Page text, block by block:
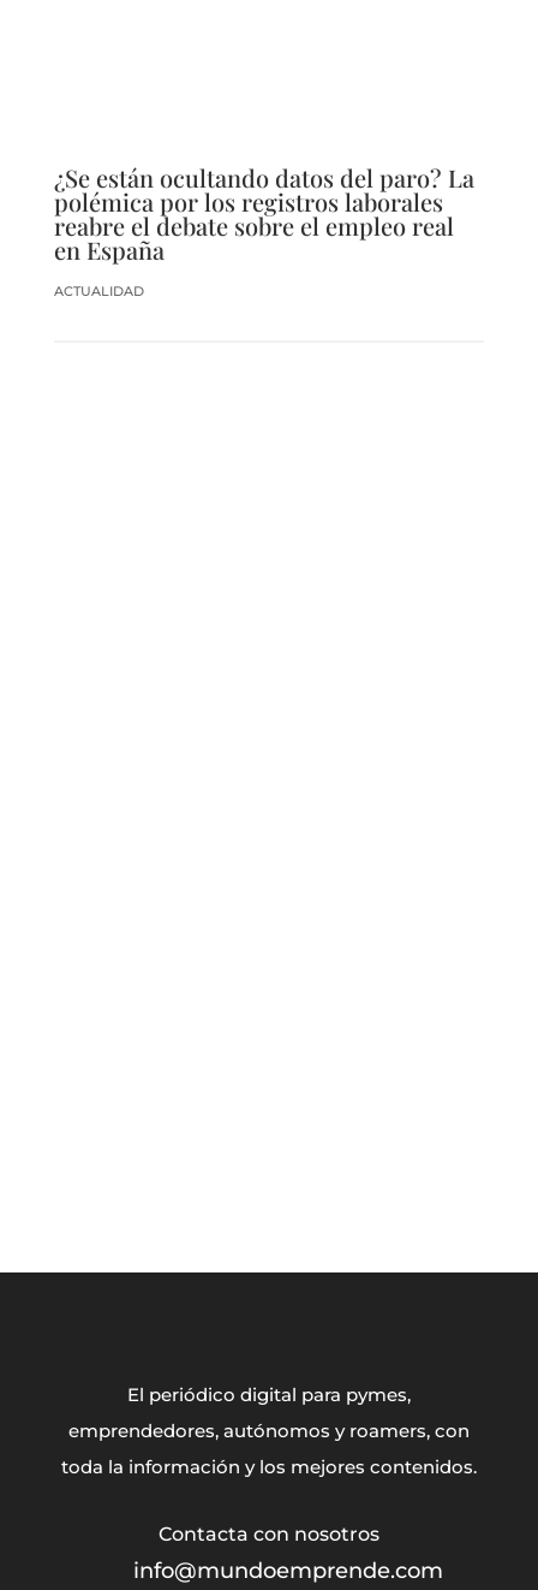
¿Se están ocultando datos del paro? La
polémica por los registros laborales
reabre el debate sobre el empleo real
en España
ACTUALIDAD
El periódico digital para pymes,
emprendedores, autónomos y roamers, con
toda la información y los mejores contenidos.
info@mundoemprende.com